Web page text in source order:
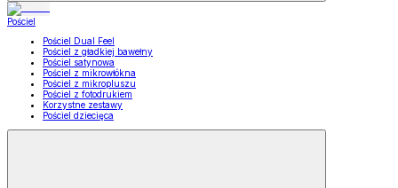
Pościel
Pościel Dual Feel
Pościel z gładkiej bawełny
Pościel satynowa
Pościel z mikrowłókna
Pościel z mikropluszu
Pościel z fotodrukiem
Korzystne zestawy
Pościel dziecięca